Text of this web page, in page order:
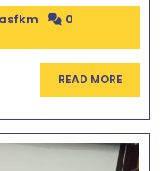
adm@kesmasfkm
0
READ MORE
MORE